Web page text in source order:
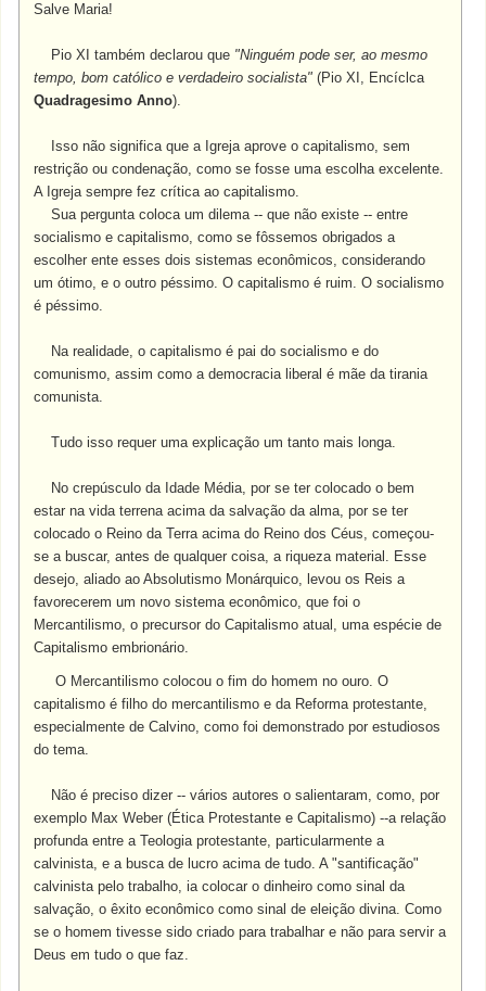
Salve Maria!
Pio XI também declarou que "Ninguém pode ser, ao mesmo
tempo, bom católico e verdadeiro socialista" (Pio XI, Encíclca
Quadragesimo Anno).
Isso não significa que a Igreja aprove o capitalismo, sem
restrição ou condenação, como se fosse uma escolha excelente.
A Igreja sempre fez crítica ao capitalismo.
Sua pergunta coloca um dilema -- que não existe -- entre
socialismo e capitalismo, como se fôssemos obrigados a
escolher ente esses dois sistemas econômicos, considerando
um ótimo, e o outro péssimo. O capitalismo é ruim. O socialismo
é péssimo.
Na realidade, o capitalismo é pai do socialismo e do
comunismo, assim como a democracia liberal é mãe da tirania
comunista.
Tudo isso requer uma explicação um tanto mais longa.
No crepúsculo da Idade Média, por se ter colocado o bem
estar na vida terrena acima da salvação da alma, por se ter
colocado o Reino da Terra acima do Reino dos Céus, começou-
se a buscar, antes de qualquer coisa, a riqueza material. Esse
desejo, aliado ao Absolutismo Monárquico, levou os Reis a
favorecerem um novo sistema econômico, que foi o
Mercantilismo, o precursor do Capitalismo atual, uma espécie de
Capitalismo embrionário.
O Mercantilismo colocou o fim do homem no ouro. O
capitalismo é filho do mercantilismo e da Reforma protestante,
especialmente de Calvino, como foi demonstrado por estudiosos
do tema.
Não é preciso dizer -- vários autores o salientaram, como, por
exemplo Max Weber (Ética Protestante e Capitalismo) --a relação
profunda entre a Teologia protestante, particularmente a
calvinista, e a busca de lucro acima de tudo. A "santificação"
calvinista pelo trabalho, ia colocar o dinheiro como sinal da
salvação, o êxito econômico como sinal de eleição divina. Como
se o homem tivesse sido criado para trabalhar e não para servir a
Deus em tudo o que faz.